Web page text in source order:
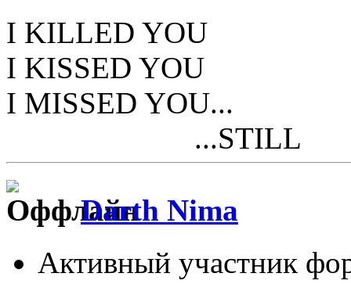
I KILLED YOU
I KISSED YOU
I MISSED YOU...
...STILL
Darth Nima
Активный участник